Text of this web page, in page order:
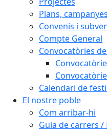
Plans,
Convenis i
Compte General
Convocatòries
Calendari de
El nostre poble
Com arribar-hi
Guia de carrers /